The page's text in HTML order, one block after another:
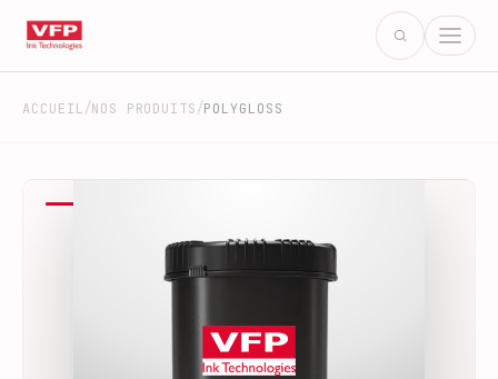
ACCUEIL/NOS PRODUITS/POLYGLOSS